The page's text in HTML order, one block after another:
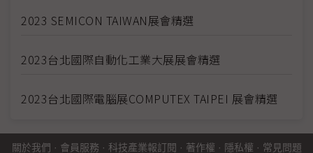
2023 SEMICON TAIWAN展會精選
2023台北國際自動化工業大展展會精選
2023台北國際電腦展COMPUTEX TAIPEI 展會精選
關於我們 · 會員服務 · 科技產業報訂閱 · 著作權 · 隱私權 · 常見問題